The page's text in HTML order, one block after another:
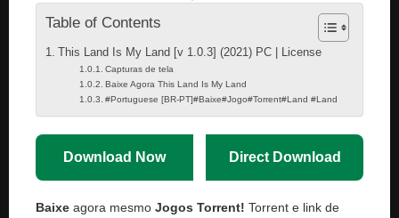
Table of Contents
This Land Is My Land [v 1.0.3] (2021) PC | License
Capturas de tela
Baixe Agora This Land Is My Land
#Portuguese [BR-PT]#Baixe#Jogo#Torrent#Land #Land
Download Now Direct Download
Baixe agora mesmo Jogos Torrent! Torrent e link de